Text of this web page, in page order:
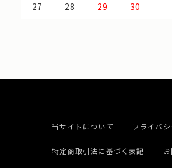
27 28 29 30
当サイトについて プライバ
特定商取引法に基づく表記